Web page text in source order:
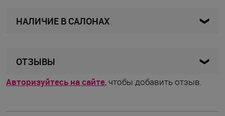
Артикул 6543-359-42
НАЛИЧИЕ В САЛОНАХ
ОТЗЫВЫ
Авторизуйтесь на сайте, чтобы добавить отзыв.